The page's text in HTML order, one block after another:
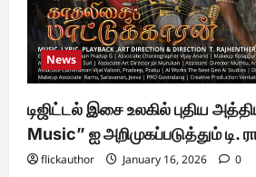
News
டிஜிட்டல் இசை உலகில் புதிய
Music” ஐ அறிமுகப்படுத்தும் டி.
flickauthor January 16, 2026 0